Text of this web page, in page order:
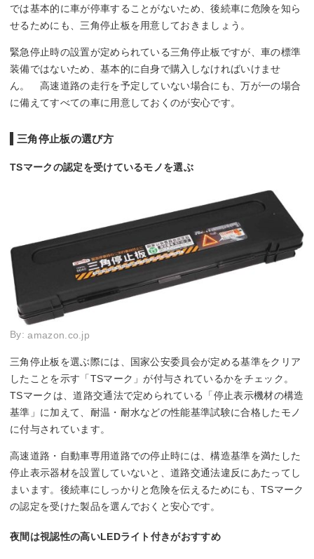
では基本的に車が停車することがないため、後続車に危険を知ら
せるためにも、三角停止板を用意しておきましょう。
緊急停止時の設置が定められている三角停止板ですが、車の標準
装備ではないため、基本的に自身で購入しなければいけませ
ん。 高速道路の走行を予定していない場合にも、万が一の場合
に備えてすべての車に用意しておくのが安心です。
三角停止板の選び方
TSマークの認定を受けているモノを選ぶ
By:amazon.co.jp
三角停止板を選ぶ際には、国家公安委員会が定める基準をクリア
したことを示す「TSマーク」が付与されているかをチェック。
TSマークは、道路交通法で定められている「停止表示機材の構造
基準」に加えて、耐温・耐水などの性能基準試験に合格したモノ
に付与されています。
高速道路・自動車専用道路での停止時には、構造基準を満たした
停止表示器材を設置していないと、道路交通法違反にあたってし
まいます。後続車にしっかりと危険を伝えるためにも、TSマーク
の認定を受けた製品を選んでおくと安心です。
夜間は視認性の高いLEDライト付きがおすすめ